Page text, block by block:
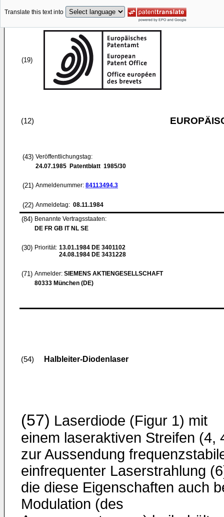
Translate this text into
(19)
(12)
(43) Veröffentlichungstag:
24.07.1985 Patentblatt 1985/30
(21) Anmeldenummer: 84113494.3
(22) Anmeldetag: 08.11.1984
(84) Benannte Vertragsstaaten:
DE FR GB IT NL SE
(30) Priorität: 13.01.1984 DE 3401102
24.08.1984 DE 3431228
(71) Anmelder: SIEMENS AKTIENGESELLSCHAFT
80333 München (DE)
(54) Halbleiter-Diodenlaser
(57) Laserdiode (Figur 1) mit
einem laseraktiven Streifen (4,
zur Aussendung
einfrequenter Laserstrahlung
die diese Eigenschaften auch
Modulation (des